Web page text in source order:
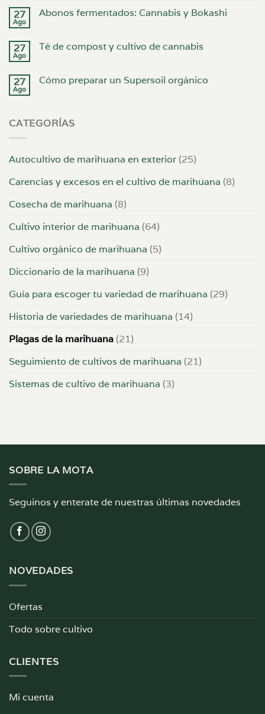
27
Ago
Abonos fermentados: Cannabis y Bokashi
27
Ago
Té de compost y cultivo de cannabis
27
Ago
Cómo preparar un Supersoil orgánico
CATEGORÍAS
Autocultivo de marihuana en exterior (25)
Carencias y excesos en el cultivo de marihuana (8)
Cosecha de marihuana (8)
Cultivo interior de marihuana (64)
Cultivo orgánico de marihuana (5)
Diccionario de la marihuana (9)
Guía para escoger tu variedad de marihuana (29)
Historia de variedades de marihuana (14)
Plagas de la marihuana (21)
Seguimiento de cultivos de marihuana (21)
Sistemas de cultivo de marihuana (3)
SOBRE LA MOTA
Seguinos y enterate de nuestras últimas novedades
NOVEDADES
Ofertas
Todo sobre cultivo
CLIENTES
Mi cuenta